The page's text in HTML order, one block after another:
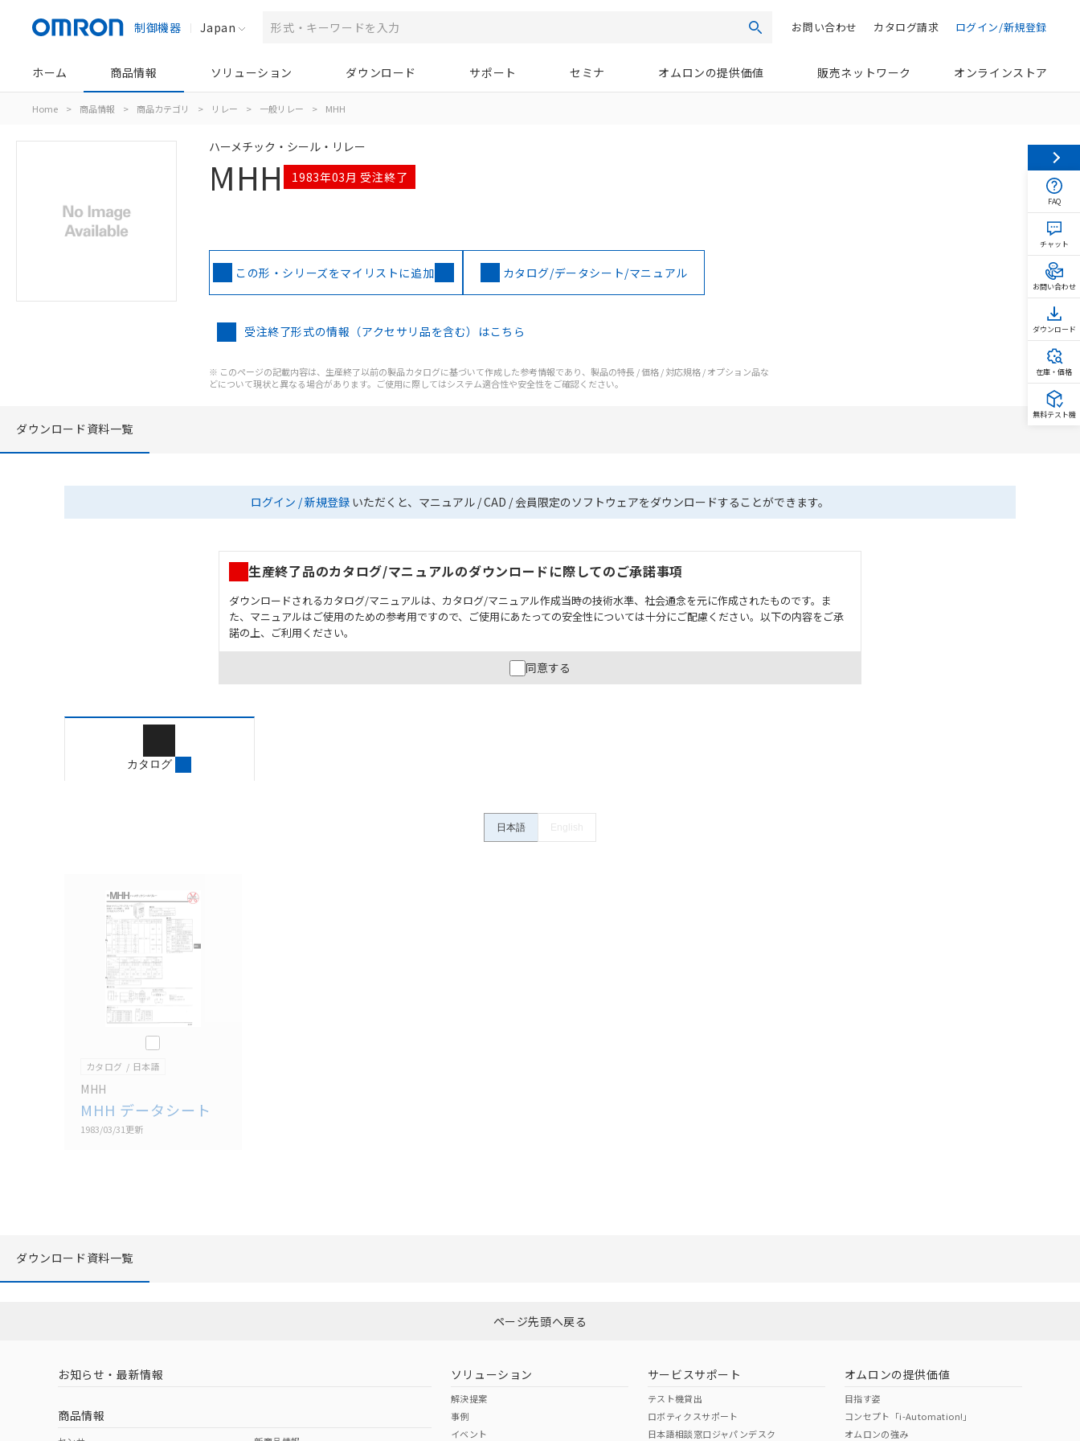
制御機器 Japan 検索 ログイン/新規登録
カタログ請求
お問い合わせ
ホーム 商品情報 ソリューション ダウンロード サポート セミナ オムロンの提供価値 販売ネットワーク オンラインストア
Home > 商品情報 > 商品カテゴリ > リレー > 一般リレー > MHH
ハーメチック・シール・リレー
MHH 1983年03月 受注終了
この形・シリーズをマイリストに追加 カタログ/データシート/マニュアル
受注終了形式の情報（アクセサリ品を含む）はこちら
※ このページの記載内容は、生産終了以前の製品カタログに基づいて作成した参考情報であり、製品の特長 / 価格 / 対応規格 / オプション品な
どについて現状と異なる場合があります。ご使用に際してはシステム適合性や安全性をご確認ください。
ダウンロード資料一覧
ログイン / 新規登録 いただくと、マニュアル / CAD / 会員限定のソフトウェアをダウンロードすることができます。
生産終了品のカタログ/マニュアルのダウンロードに際してのご承諾事項
ダウンロードされるカタログ/マニュアルは、カタログ/マニュアル作成当時の技術水準、社会通念を元に作成されたものです。ま
た、マニュアルはご使用のための参考用ですので、ご使用にあたっての安全性については十分にご配慮ください。以下の内容をご承
諾の上、ご利用ください。
お客様が本製品を人命や財産に重大な危険を及ぼすような用途に使用される場合には、システム全体として危険を知らせたり、冗
長設計により必要な安全性を確保できるよう設計されていること、および本製品が全体の中で意図した用途に対して適切に配電・
カタログ/マニュアルに記載されているアプリケーション事例は参考用ですので、ご採用に際しては機器・装置の機能や安全性を
同意する
カタログ
日本語 English
このカタログを選択
カタログ 日本語
MHH
MHH データシート
1983/03/31更新
ダウンロード資料一覧
ページ先頭へ戻る
お知らせ・最新情報
商品情報
ソリューション
解決提案
事例
イベント
サービスサポート
テスト機貸出
ロボティクスサポート
日本語相談窓口ジャパンデスク
オムロンの提供価値
目指す姿
コンセプト「i-Automation!」
オムロンの強み
FAQ
チャット
お問い合わせ
ダウンロード
在庫・価格
無料テスト機